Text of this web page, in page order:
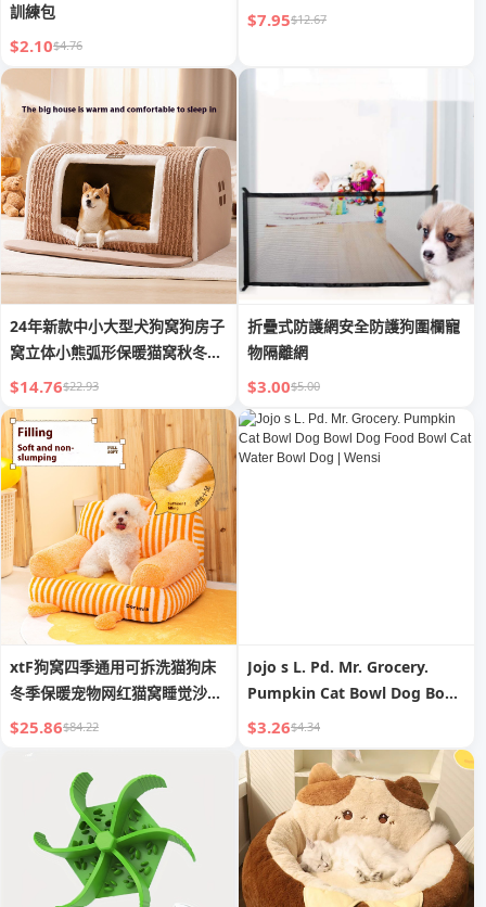
訓練包
$2.10$4.76
$7.95$12.67
24年新款中小大型犬狗窝狗房子
窝立体小熊弧形保暖猫窝秋冬宠
物窝
$14.76$22.93
折疊式防護網安全防護狗圍欄寵
物隔離網
$3.00$5.00
xtF狗窝四季通用可拆洗猫狗床
冬季保暖宠物网红猫窝睡觉沙发
猫狗
$25.86$84.22
Jojo s L. Pd. Mr. Grocery.
Pumpkin Cat Bowl Dog Bowl
Dog Food Bowl Cat Water
Bowl Dog | Wensi
$3.26$4.34